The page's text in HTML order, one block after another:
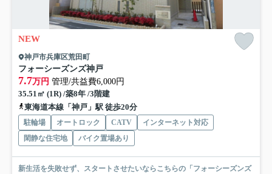
NEW
神戸市兵庫区荒田町
フォーシーズンズ神戸
7.7万円 管理/共益費6,000円
35.51㎡ (1R) /築8年 /3階建
東海道本線「神戸」駅 徒歩20分
駐輪場 オートロック CATV
インターネット対応
閑静な住宅地
バイク置場あり
新生活を失敗せず、スタートさせたいならこちらの「フォーシーズンズ